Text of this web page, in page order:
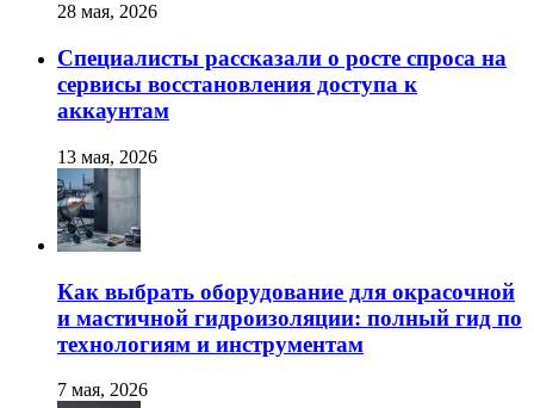
28 мая, 2026
Специалисты рассказали о росте спроса на
сервисы восстановления доступа к
аккаунтам
13 мая, 2026
Как выбрать оборудование для окрасочной
и мастичной гидроизоляции: полный гид по
технологиям и инструментам
7 мая, 2026